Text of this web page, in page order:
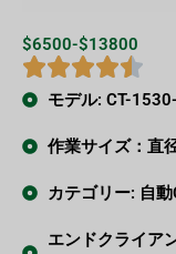
$6500-$13800
モデル: CT-
作業サイズ：直
カテゴリー: 自
エンドクライア